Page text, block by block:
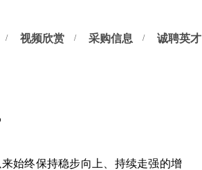
视频欣赏 采购信息 诚聘英才
始终保持稳步向上、持续走强的增